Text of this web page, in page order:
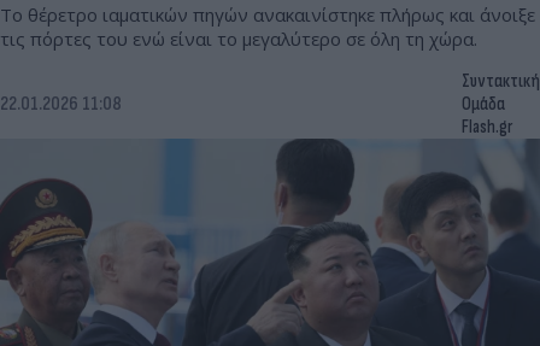
Το θέρετρο ιαματικών πηγών ανακαινίστηκε πλήρως και άνοιξε
τις πόρτες του ενώ είναι το μεγαλύτερο σε όλη τη χώρα.
22.01.2026 11:08
Συντακτική
Ομάδα
Flash.gr